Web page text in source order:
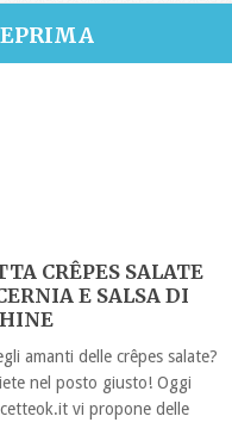
CRÊPES SALATE
E SALSA DI
amanti delle crêpes salate?
nel posto giusto! Oggi
vi propone delle